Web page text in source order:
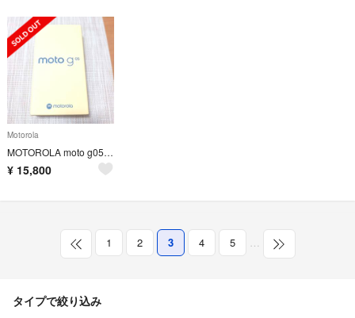
Motorola
MOTOROLA moto g05 本体 新品 フレッシュラベンダー
¥ 15,800
1 2 3 4 5 …
タイプで絞り込み